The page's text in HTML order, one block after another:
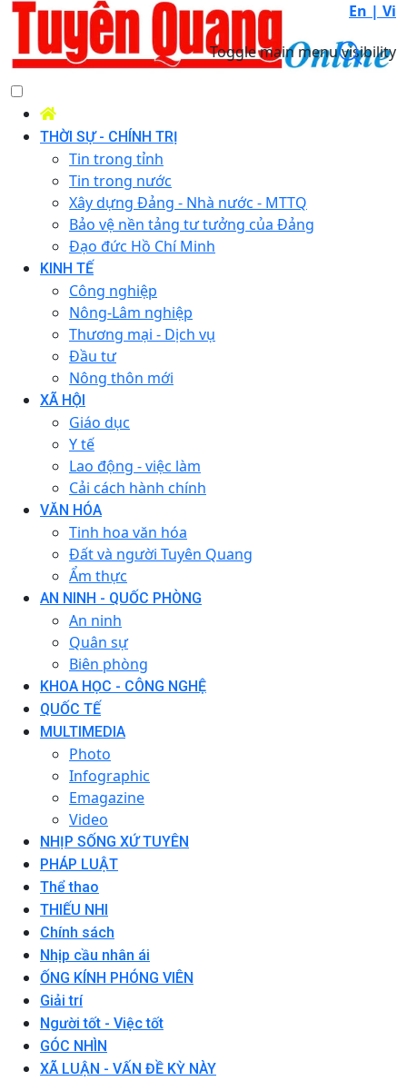
En | Vi
Toggle main menu visibility
THỜI SỰ - CHÍNH TRỊ
Tin trong tỉnh
Tin trong nước
Xây dựng Đảng - Nhà nước - MTTQ
Bảo vệ nền tảng tư tưởng của Đảng
Đạo đức Hồ Chí Minh
KINH TẾ
Công nghiệp
Nông-Lâm nghiệp
Thương mại - Dịch vụ
Đầu tư
Nông thôn mới
XÃ HỘI
Giáo dục
Y tế
Lao động - việc làm
Cải cách hành chính
VĂN HÓA
Tinh hoa văn hóa
Đất và người Tuyên Quang
Ẩm thực
AN NINH - QUỐC PHÒNG
An ninh
Quân sự
Biên phòng
KHOA HỌC - CÔNG NGHỆ
QUỐC TẾ
MULTIMEDIA
Photo
Infographic
Emagazine
Video
NHỊP SỐNG XỨ TUYÊN
PHÁP LUẬT
Thể thao
THIẾU NHI
Chính sách
Nhịp cầu nhân ái
ỐNG KÍNH PHÓNG VIÊN
Giải trí
Người tốt - Việc tốt
GÓC NHÌN
XÃ LUẬN - VẤN ĐỀ KỲ NÀY